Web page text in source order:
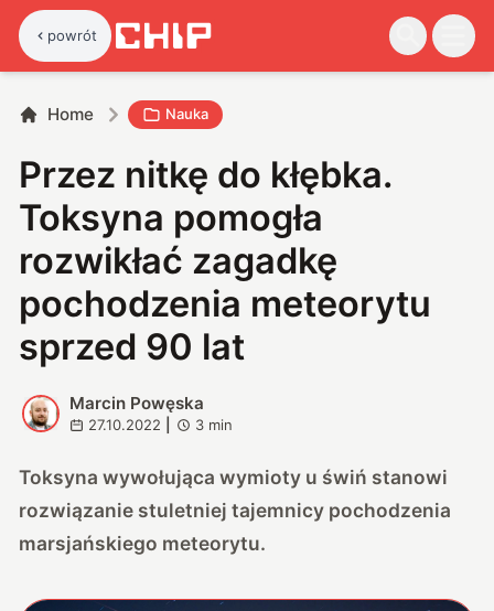
powrót
Home Nauka
Przez nitkę do kłębka.
Toksyna pomogła
rozwikłać zagadkę
pochodzenia meteorytu
sprzed 90 lat
M
Marcin Powęska
27.10.2022 3 min
Toksyna wywołująca wymioty u świń stanowi
rozwiązanie stuletniej tajemnicy pochodzenia
marsjańskiego meteorytu.